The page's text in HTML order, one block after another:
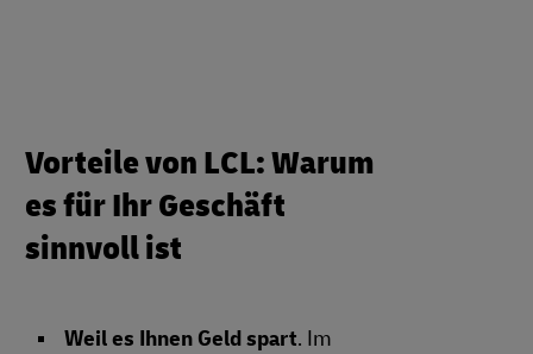
Vorteile von LCL: Warum
es für Ihr Geschäft
sinnvoll ist
Weil es Ihnen Geld spart. Im